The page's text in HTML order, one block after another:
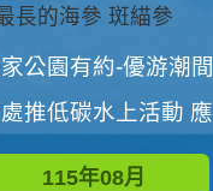
公園有約-優游潮間探險者
碳水上活動 應屆畢業生限額免費參加
115年08月